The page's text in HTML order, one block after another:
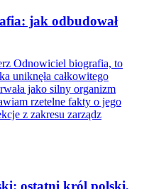
jak odbudował
Odnowiciel biografia, to
uniknęła całkowitego
jako silny organizm
rzetelne fakty o jego
z zakresu zarządz
ostatni król polski,